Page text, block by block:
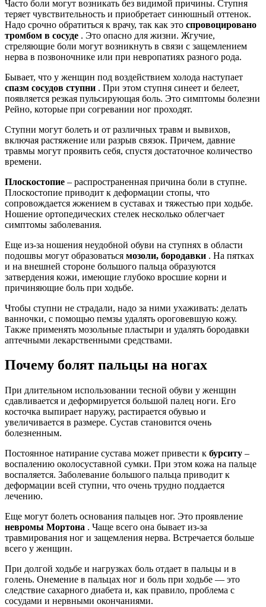
Часто боли могут возникать без видимой причины. Ступня
теряет чувствительность и приобретает синюшный оттенок.
Надо срочно обратиться к врачу, так как это спровоцировано
тромбом в сосуде . Это опасно для жизни. Жгучие,
стреляющие боли могут возникнуть в связи с защемлением
нерва в позвоночнике или при невропатиях разного рода.
Бывает, что у женщин под воздействием холода наступает
спазм сосудов ступни . При этом ступня синеет и белеет,
появляется резкая пульсирующая боль. Это симптомы болезни
Рейно, которые при согревании ног проходят.
Ступни могут болеть и от различных травм и вывихов,
включая растяжение или разрыв связок. Причем, давние
травмы могут проявить себя, спустя достаточное количество
времени.
Плоскостопие – распространенная причина боли в ступне.
Плоскостопие приводит к деформации стопы, что
сопровождается жжением в суставах и тяжестью при ходьбе.
Ношение ортопедических стелек несколько облегчает
симптомы заболевания.
Еще из-за ношения неудобной обуви на ступнях в области
подошвы могут образоваться мозоли, бородавки . На пятках
и на внешней стороне большого пальца образуются
затвердения кожи, имеющие глубоко вросшие корни и
причиняющие боль при ходьбе.
Чтобы ступни не страдали, надо за ними ухаживать: делать
ванночки, с помощью пемзы удалять ороговевшую кожу.
Также применять мозольные пластыри и удалять бородавки
аптечными лекарственными средствами.
Почему болят пальцы на ногах
При длительном использовании тесной обуви у женщин
сдавливается и деформируется большой палец ноги. Его
косточка выпирает наружу, растирается обувью и
увеличивается в размере. Сустав становится очень
болезненным.
Постоянное натирание сустава может привести к бурситу –
воспалению околосуставной сумки. При этом кожа на пальце
воспаляется. Заболевание большого пальца приводит к
деформации всей ступни, что очень трудно поддается
лечению.
Еще могут болеть основания пальцев ног. Это проявление
невромы Мортона . Чаще всего она бывает из-за
травмирования ног и защемления нерва. Встречается больше
всего у женщин.
При долгой ходьбе и нагрузках боль отдает в пальцы и в
голень. Онемение в пальцах ног и боль при ходьбе — это
следствие сахарного диабета и, как правило, проблема с
сосудами и нервными окончаниями.